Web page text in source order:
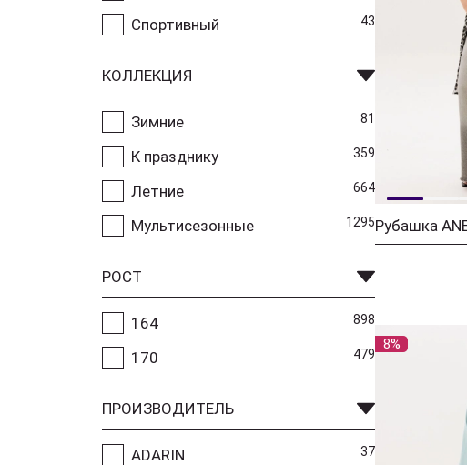
Спортивный 43
КОЛЛЕКЦИЯ
Зимние 81
К празднику 359
Летние 664
Мультисезонные 1295
РОСТ
164 898
170 479
ПРОИЗВОДИТЕЛЬ
ADARIN 37
8%